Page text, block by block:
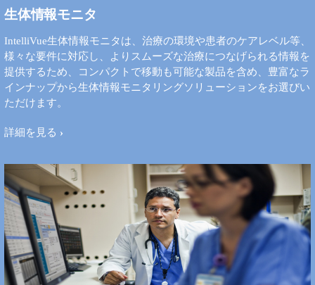
生体情報モニタ
IntelliVue生体情報モニタは、治療の環境や患者のケアレベル等、
様々な要件に対応し、よりスムーズな治療につなげられる情報を
提供するため、コンパクトで移動も可能な製品を含め、豊富なラ
インナップから生体情報モニタリングソリューションをお選びい
ただけます。
詳細を見る